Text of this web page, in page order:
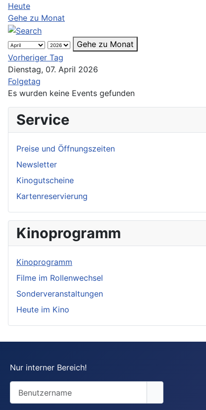
Heute
Gehe zu Monat
Gehe zu Monat
Vorheriger Tag
Dienstag, 07. April 2026
Folgetag
Es wurden keine Events gefunden
Service
Preise und Öffnungszeiten
Newsletter
Kinogutscheine
Kartenreservierung
Kinoprogramm
Kinoprogramm
Filme im Rollenwechsel
Sonderveranstaltungen
Heute im Kino
Nur interner Bereich!
Benutzername